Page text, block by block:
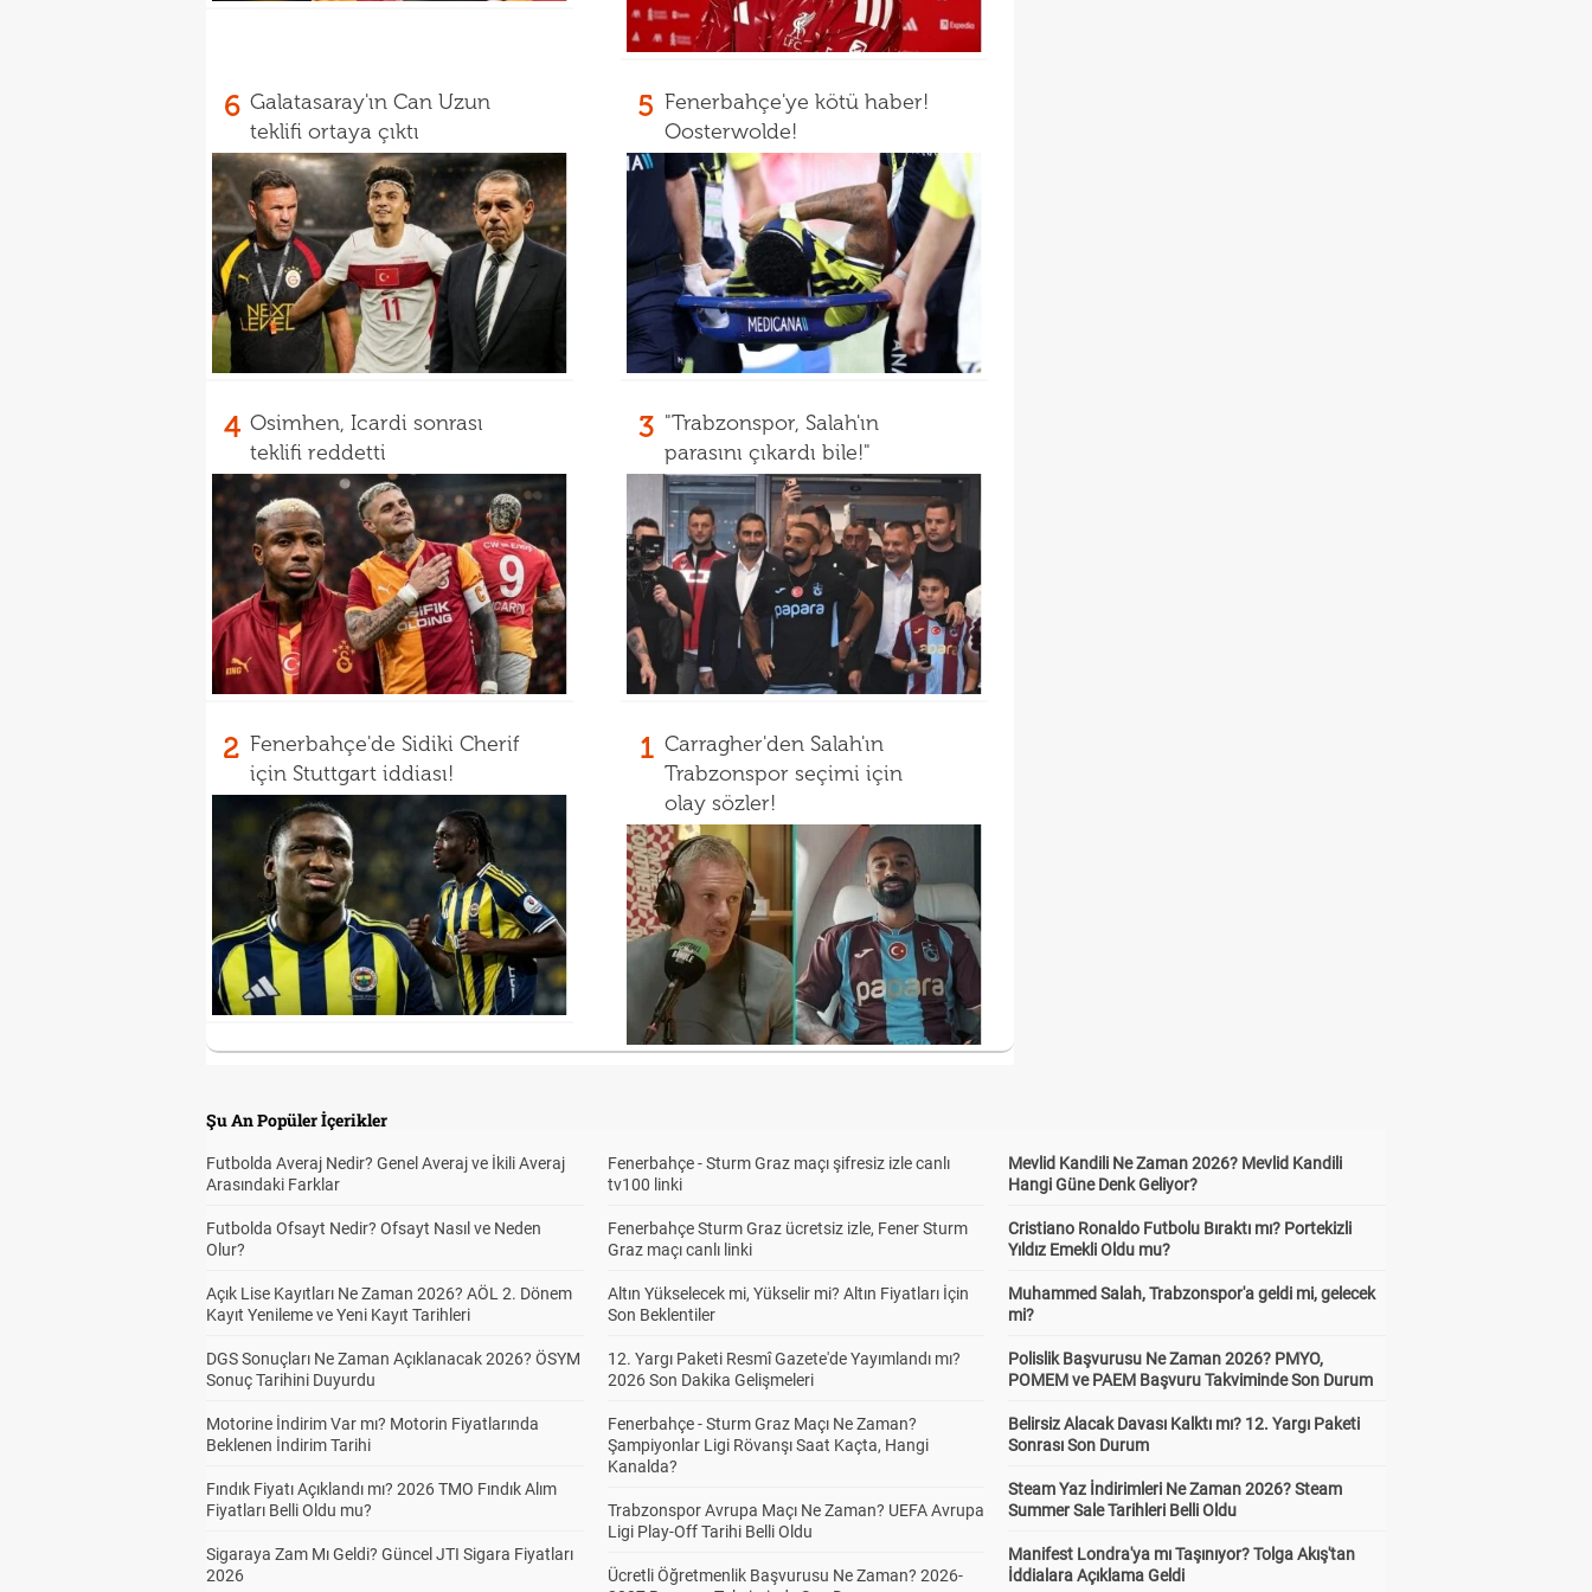
6 Galatasaray'ın Can Uzun
teklifi ortaya çıktı
5 Fenerbahçe'ye kötü haber!
Oosterwolde!
4 Osimhen, Icardi sonrası
teklifi reddetti
3 "Trabzonspor, Salah'ın
parasını çıkardı bile!"
2 Fenerbahçe'de Sidiki Cherif
için Stuttgart iddiası!
1 Carragher'den Salah'ın
Trabzonspor seçimi için
olay sözler!
Şu An Popüler İçerikler
Futbolda Averaj Nedir? Genel Averaj ve İkili Averaj
Arasındaki Farklar
Futbolda Ofsayt Nedir? Ofsayt Nasıl ve Neden
Olur?
Açık Lise Kayıtları Ne Zaman 2026? AÖL 2. Dönem
Kayıt Yenileme ve Yeni Kayıt Tarihleri
DGS Sonuçları Ne Zaman Açıklanacak 2026? ÖSYM
Sonuç Tarihini Duyurdu
Motorine İndirim Var mı? Motorin Fiyatlarında
Beklenen İndirim Tarihi
Fındık Fiyatı Açıklandı mı? 2026 TMO Fındık Alım
Fiyatları Belli Oldu mu?
Sigaraya Zam Mı Geldi? Güncel JTI Sigara Fiyatları
2026
Fenerbahçe - Sturm Graz maçı şifresiz izle canlı
tv100 linki
Fenerbahçe Sturm Graz ücretsiz izle, Fener Sturm
Graz maçı canlı linki
Altın Yükselecek mi, Yükselir mi? Altın Fiyatları İçin
Son Beklentiler
12. Yargı Paketi Resmî Gazete'de Yayımlandı mı?
2026 Son Dakika Gelişmeleri
Fenerbahçe - Sturm Graz Maçı Ne Zaman?
Şampiyonlar Ligi Rövanşı Saat Kaçta, Hangi
Kanalda?
Trabzonspor Avrupa Maçı Ne Zaman? UEFA Avrupa
Ligi Play-Off Tarihi Belli Oldu
Ücretli Öğretmenlik Başvurusu Ne Zaman? 2026-
Mevlid Kandili Ne Zaman 2026? Mevlid Kandili
Hangi Güne Denk Geliyor?
Cristiano Ronaldo Futbolu Bıraktı mı? Portekizli
Yıldız Emekli Oldu mu?
Muhammed Salah, Trabzonspor'a geldi mi, gelecek
mi?
Polislik Başvurusu Ne Zaman 2026? PMYO,
POMEM ve PAEM Başvuru Takviminde Son Durum
Belirsiz Alacak Davası Kalktı mı? 12. Yargı Paketi
Sonrası Son Durum
Steam Yaz İndirimleri Ne Zaman 2026? Steam
Summer Sale Tarihleri Belli Oldu
Manifest Londra'ya mı Taşınıyor? Tolga Akış'tan
İddialara Açıklama Geldi